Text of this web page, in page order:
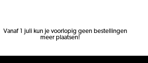
Vanaf 1 juli kun je voorlopig geen bestellingen
meer plaatsen!